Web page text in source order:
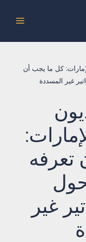
كل ما يجب أن
غير المسددة
تعرفه
غير